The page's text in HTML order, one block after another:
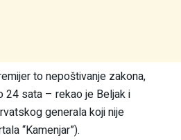
to nepoštivanje zakona,
24 sata – rekao je Beljak i
generala koji nije
“Kamenjar”).